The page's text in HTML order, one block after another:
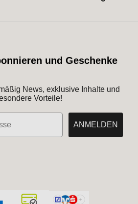
und Geschenke
News, exklusive Inhalte und
Vorteile!
ANMELDEN